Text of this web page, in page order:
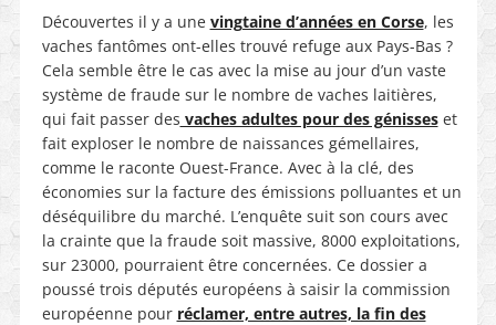
Découvertes il y a une vingtaine d’années en Corse, les
vaches fantômes ont-elles trouvé refuge aux Pays-Bas ?
Cela semble être le cas avec la mise au jour d’un vaste
système de fraude sur le nombre de vaches laitières,
qui fait passer des vaches adultes pour des génisseset
fait exploser le nombre de naissances gémellaires,
comme le raconte Ouest-France. Avec à la clé, des
économies sur la facture des émissions polluantes et un
déséquilibre du marché. L’enquête suit son cours avec
la crainte que la fraude soit massive, 8000 exploitations,
sur 23000, pourraient être concernées. Ce dossier a
poussé trois députés européens à saisir la commission
européenne pour réclamer, entre autres, la fin des